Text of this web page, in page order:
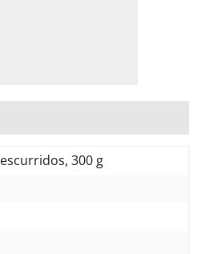
300 g